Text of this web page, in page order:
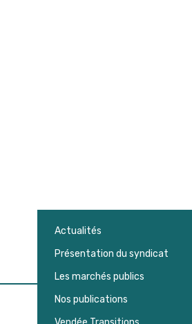
Actualités
Présentation du syndicat
Les marchés publics
Nos publications